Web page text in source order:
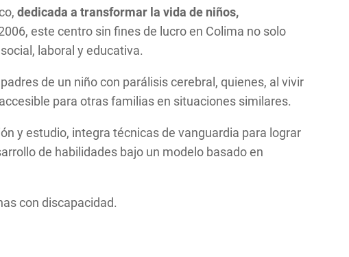
dedicada a transformar la vida de niños,
este centro sin fines de lucro en Colima no solo
laboral y educativa.
de un niño con parálisis cerebral, quienes, al vivir
para otras familias en situaciones similares.
y estudio, integra técnicas de vanguardia para lograr
de habilidades bajo un modelo basado en
con discapacidad.